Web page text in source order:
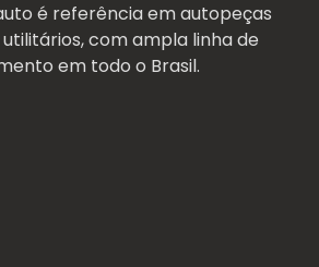
é referência em autopeças
com ampla linha de
em todo o Brasil.